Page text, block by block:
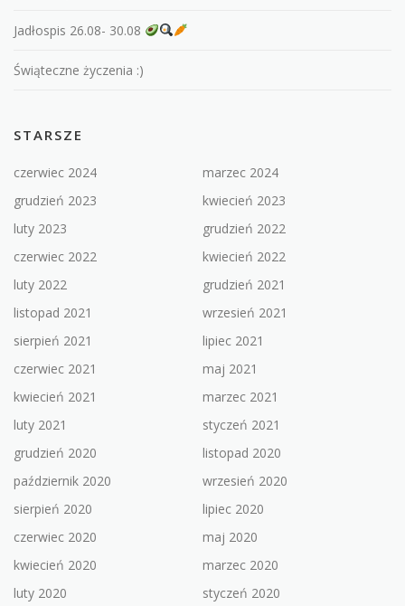
Jadłospis 26.08- 30.08
Świąteczne życzenia :)
STARSZE
czerwiec 2024
marzec 2024
grudzień 2023
kwiecień 2023
luty 2023
grudzień 2022
czerwiec 2022
kwiecień 2022
luty 2022
grudzień 2021
listopad 2021
wrzesień 2021
sierpień 2021
lipiec 2021
czerwiec 2021
maj 2021
kwiecień 2021
marzec 2021
luty 2021
styczeń 2021
grudzień 2020
listopad 2020
październik 2020
wrzesień 2020
sierpień 2020
lipiec 2020
czerwiec 2020
maj 2020
kwiecień 2020
marzec 2020
luty 2020
styczeń 2020